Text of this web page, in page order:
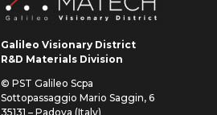
Galileo Visionary District
R&D Materials Division
© PST Galileo Scpa
Sottopassaggio Mario Saggin, 6
35131 – Padova (Italy)